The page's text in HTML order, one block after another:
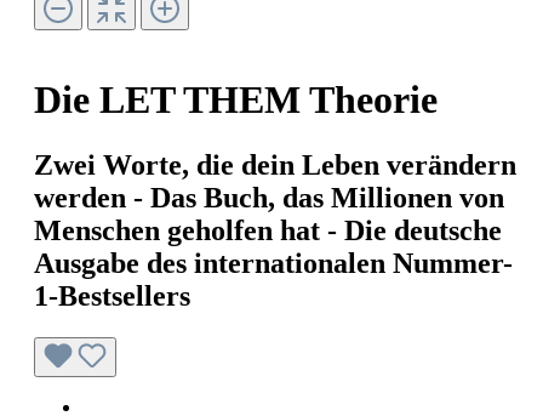
Die LET THEM Theorie
Zwei Worte, die dein Leben verändern
werden - Das Buch, das Millionen von
Menschen geholfen hat - Die deutsche
Ausgabe des internationalen Nummer-
1-Bestsellers